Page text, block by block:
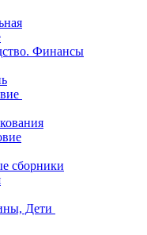
Финансы
сборники
Дети